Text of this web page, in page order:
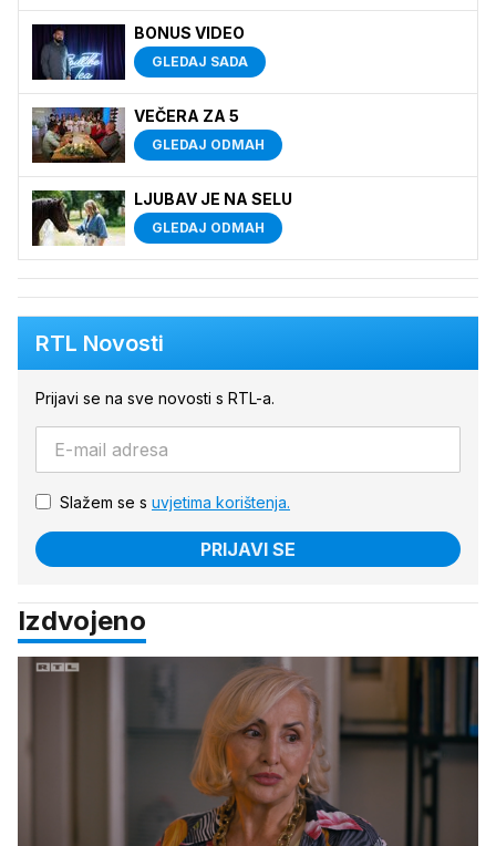
BONUS VIDEO
GLEDAJ SADA
VEČERA ZA 5
GLEDAJ ODMAH
LJUBAV JE NA SELU
GLEDAJ ODMAH
RTL Novosti
Prijavi se na sve novosti s RTL-a.
Slažem se s uvjetima korištenja.
PRIJAVI SE
Izdvojeno